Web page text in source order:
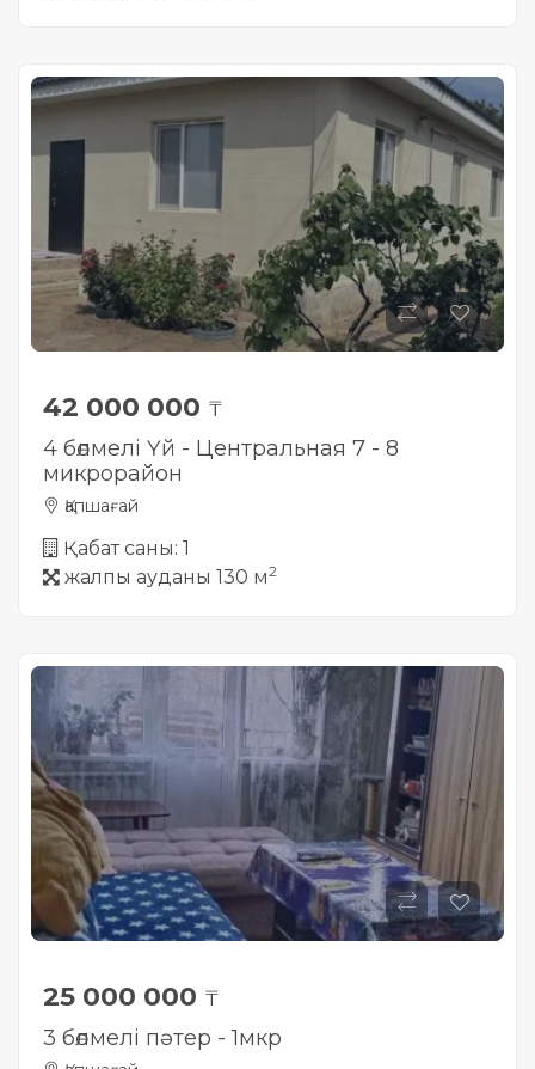
42 000 000 ₸
4 бөлмелі Үй - Центральная 7 - 8
микрорайон
Қапшағай
Қабат саны: 1
жалпы ауданы 130 м2
25 000 000 ₸
3 бөлмелі пәтер - 1мкр